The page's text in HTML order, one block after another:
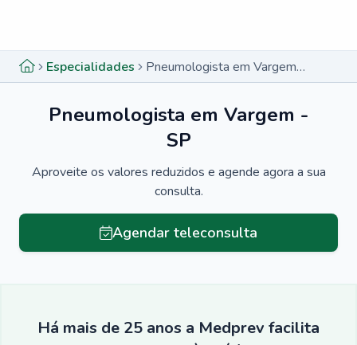
Especialidades Pneumologista em Vargem - SP
Pneumologista em Vargem -
SP
Aproveite os valores reduzidos e agende agora a sua
consulta.
Agendar teleconsulta
Há mais de 25 anos a Medprev facilita